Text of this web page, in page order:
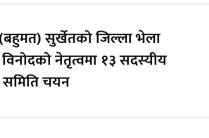
सुर्खेतको जिल्ला भेला
विनोदको नेतृत्वमा १३ सदस्यीय
चयन